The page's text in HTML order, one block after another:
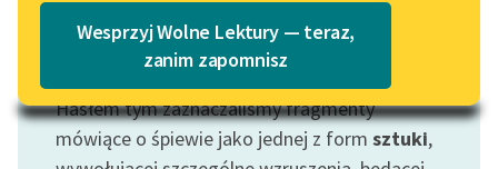
Lektury szkolne i klasyka
literatury do słuchania dla
uczennic i uczniów z
niepełnosprawnościami
Katalog w formacie PDF
Wesprzyj Wolne Lektury — teraz,
zanim zapomnisz
Motyw: Śpiew
Hasłem tym zaznaczaliśmy fragmenty
mówiące o śpiewie jako jednej z form sztuki,